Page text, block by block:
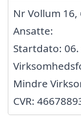
Nr Vollum
Ansatte:
Startdato:
Mindre
CVR: